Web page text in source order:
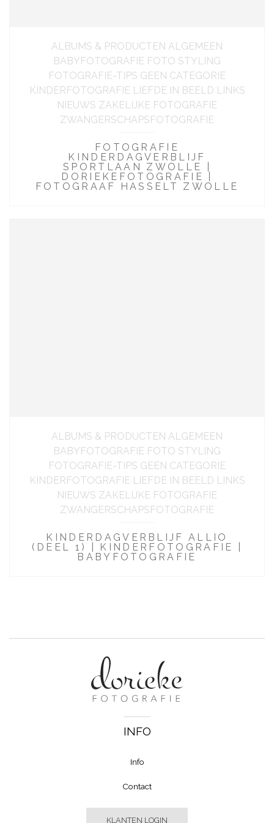
FOTOGRAFIE
KINDERDAGVERBLIJF
SPORTLAAN ZWOLLE |
DORIEKEFOTOGRAFIE |
FOTOGRAAF HASSELT ZWOLLE
ALBUMS & PRODUCTEN ALGEMEEN
BABYFOTOGRAFIE FOTO STYLING
FOTOGRAFIE-TIPS GEEN CATEGORIE
KINDERFOTOGRAFIE LIEFDE IN BEELD LINKS
NIEUWS ZAKELIJKE FOTOGRAFIE
ZWANGERSCHAPSFOTOGRAFIE
KINDERDAGVERBLIJF ALLIO
(DEEL 1) | KINDERFOTOGRAFIE |
BABYFOTOGRAFIE
ALBUMS & PRODUCTEN ALGEMEEN
BABYFOTOGRAFIE FOTO STYLING
FOTOGRAFIE-TIPS GEEN CATEGORIE
KINDERFOTOGRAFIE LIEFDE IN BEELD LINKS
NIEUWS ZAKELIJKE FOTOGRAFIE
ZWANGERSCHAPSFOTOGRAFIE
INFO
Info
Contact
KLANTEN LOGIN